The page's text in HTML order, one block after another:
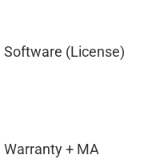
Software (License)
Warranty + MA